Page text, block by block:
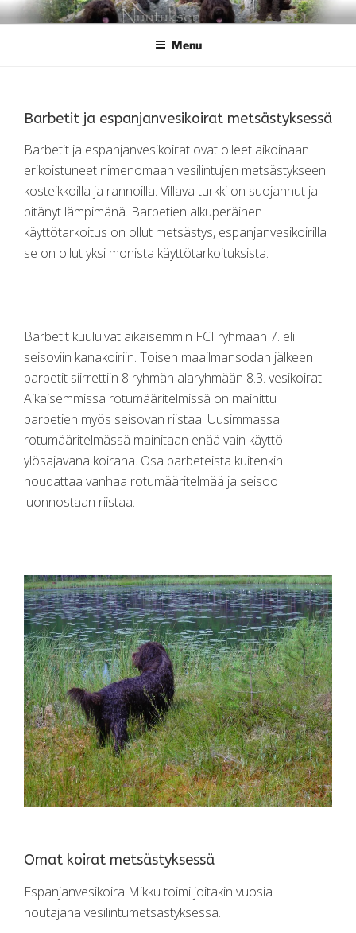
Skip
to
NUUTUKSEN
Nuutuksen kennel
Menu
Barbetit ja espanjanvesikoirat metsästyksessä
Barbetit ja espanjanvesikoirat ovat olleet aikoinaan
erikoistuneet nimenomaan vesilintujen metsästykseen
kosteikkoilla ja rannoilla. Villava turkki on suojannut ja
pitänyt lämpimänä. Barbetien alkuperäinen
käyttötarkoitus on ollut metsästys, espanjanvesikoirilla
se on ollut yksi monista käyttötarkoituksista.
Barbetit kuuluivat aikaisemmin FCI ryhmään 7. eli
seisoviin kanakoiriin. Toisen maailmansodan jälkeen
barbetit siirrettiin 8 ryhmän alaryhmään 8.3. vesikoirat.
Aikaisemmissa rotumääritelmissä on mainittu
barbetien myös seisovan riistaa. Uusimmassa
rotumääritelmässä mainitaan enää vain käyttö
ylösajavana koirana. Osa barbeteista kuitenkin
noudattaa vanhaa rotumääritelmää ja seisoo
luonnostaan riistaa.
Omat koirat metsästyksessä
Espanjanvesikoira Mikku toimi joitakin vuosia
noutajana vesilintumetsästyksessä.